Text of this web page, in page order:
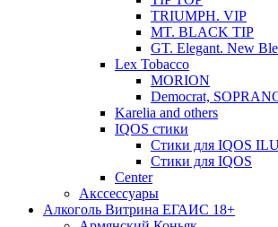
TRIUMPH. VIP
MT. BLACK TIP
GT. Elegant. New
Lex Tobacco
MORION
Democrat,
Karelia and others
IQOS стики
Стики для IQOS
Стики для IQOS
Сenter
Акссессуары
Алкоголь Витрина ЕГАИС 18+